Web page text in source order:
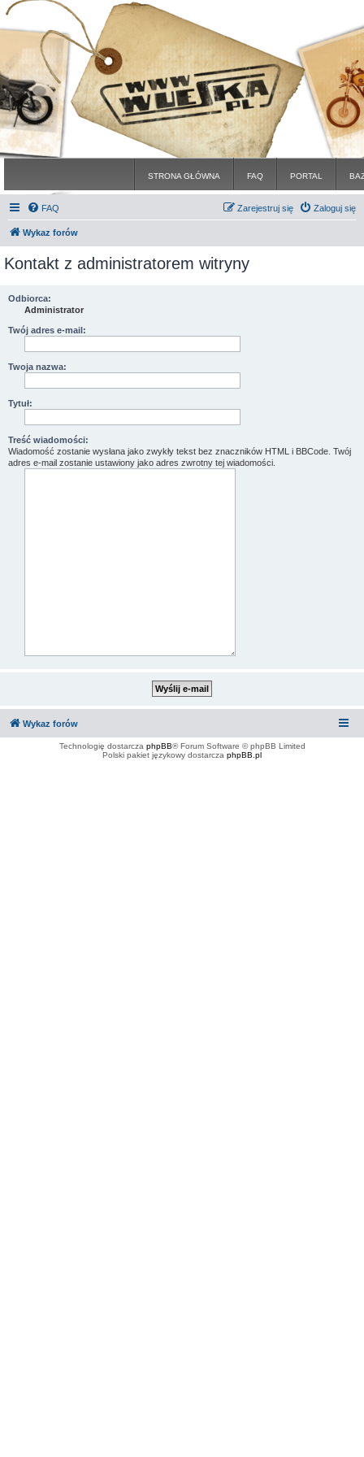
STRONA GŁÓWNA FAQ PORTAL
FAQ Zaloguj się
Zarejestruj się
Wykaz forów
Kontakt z administratorem witryny
Odbiorca:
Administrator
Twój adres e-mail:
Twoja nazwa:
Tytuł:
Treść wiadomości:
Wiadomość zostanie wysłana jako zwykły tekst bez znaczników HTML i BBCode. Twój
adres e-mail zostanie ustawiony jako adres zwrotny tej wiadomości.
Wykaz forów
Technologię dostarcza phpBB® Forum Software © phpBB Limited
Polski pakiet językowy dostarcza phpBB.pl